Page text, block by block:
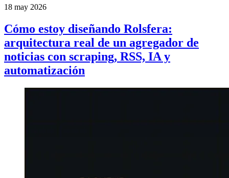
18 may 2026
Cómo estoy diseñando Rolsfera:
arquitectura real de un agregador de
noticias con scraping, RSS, IA y
automatización